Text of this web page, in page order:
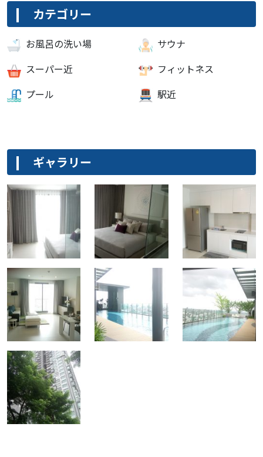
カテゴリー
お風呂の洗い場
サウナ
スーパー近
フィットネス
プール
駅近
ギャラリー